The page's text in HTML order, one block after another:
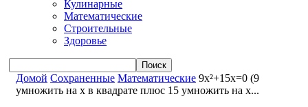
Кулинарные
Математические
Строительные
Здоровье
Домой Сохраненные Математические 9x²+15x=0 (9
умножить на x в квадрате плюс 15 умножить на x...